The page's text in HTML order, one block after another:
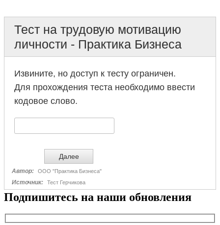
Подпишитесь на наши обновления